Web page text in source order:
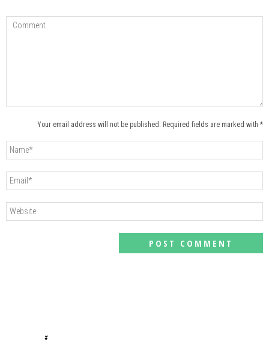
Your email address will not be published. Required fields are marked with *
#